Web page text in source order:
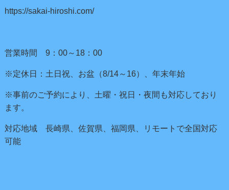
https://sakai-hiroshi.com/
営業時間 9：00～18：00
※定休日：土日祝、お盆（8/14～16）、年末年始
※事前のご予約により、土曜・祝日・夜間も対応しており
ます。
対応地域 長崎県、佐賀県、福岡県、リモートで全国対応
可能